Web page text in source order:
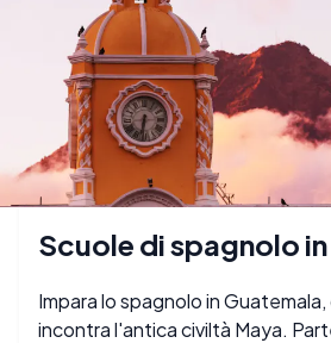
Scuole di spagnolo
Impara lo spagnolo in Guatemala,
incontra l'antica civiltà Maya.